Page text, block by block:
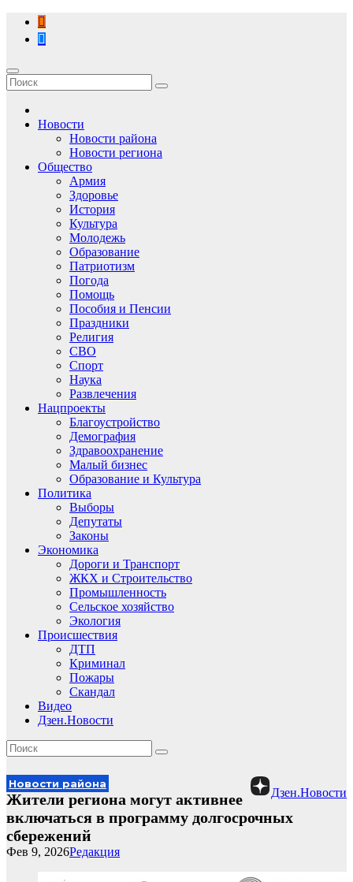
Перейти
содержимому
Новости
Новости района
Новости региона
Общество
Армия
Здоровье
История
Культура
Молодежь
Образование
Патриотизм
Погода
Помощь
Пособия и Пенсии
Праздники
Религия
СВО
Спорт
Наука
Развлечения
Нацпроекты
Благоустройство
Демография
Здравоохранение
Малый бизнес
Образование и Культура
Политика
Выборы
Депутаты
Законы
Экономика
Дороги и Транспорт
ЖКХ и Строительство
Промышленность
Сельское хозяйство
Экология
Происшествия
ДТП
Криминал
Пожары
Скандал
Видео
Дзен.Новости
Дзен.Новости
Новости района
Жители региона могут активнее
включаться в программу долгосрочных
сбережений
Редакция
Фев 9, 2026